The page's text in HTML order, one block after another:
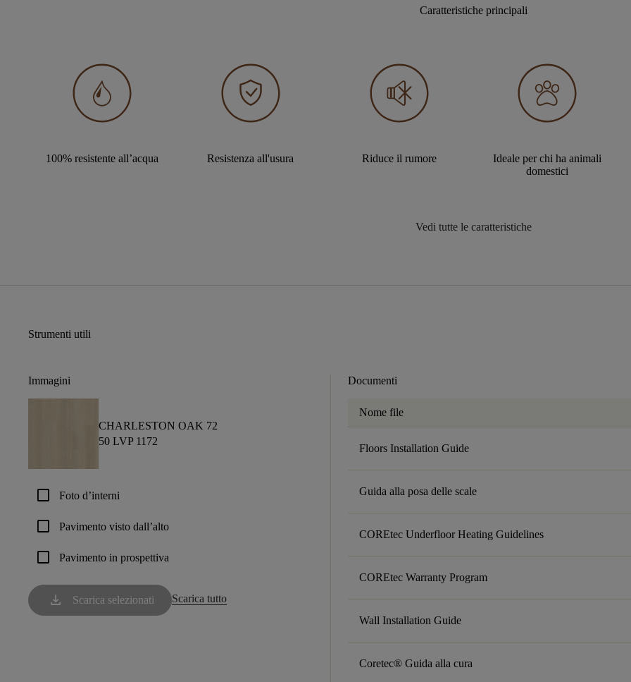
Caratteristiche principali
100% resistente all’acqua Resistenza all'usura Riduce il rumore
Ideale per chi ha animali
domestici
Vedi tutte le caratteristiche
Strumenti utili
Immagini
CHARLESTON OAK 72
50 LVP 1172
check_box_outline_blank Foto d’interni
check_box_outline_blank Pavimento visto dall’alto
check_box_outline_blank Pavimento in prospettiva
download Scarica selezionati Scarica tutto
Documenti
Nome file
Floors Installation Guide
Guida alla posa delle scale
COREtec Underfloor Heating Guidelines
COREtec Warranty Program
Wall Installation Guide
Coretec® Guida alla cura